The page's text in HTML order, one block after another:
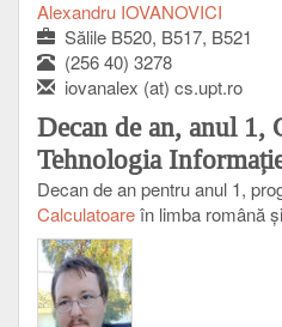
Alexandru IOVANOVICI
Sălile B520, B517, B521
(256 40) 3278
iovanalex (at) cs.upt.ro
Decan de an, anul 1,
Tehnologia
Decan de an pentru anul 1,
Calculatoareîn limba română și